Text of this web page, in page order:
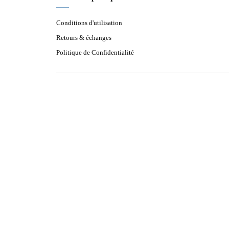
Conditions d'utilisation
Retours & échanges
Politique de Confidentialité